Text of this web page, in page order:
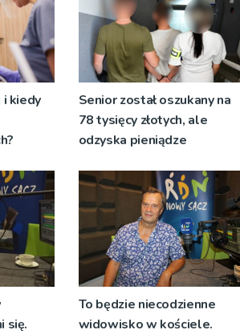
i kiedy
Senior został oszukany na
78 tysięcy złotych, ale
odzyska pieniądze
się.
To będzie niecodzienne
widowisko w kościele.